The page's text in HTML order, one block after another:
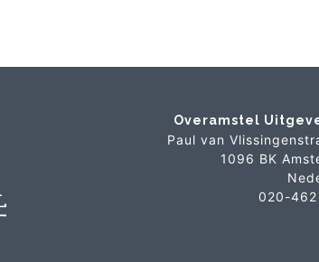
Overamstel
Paul van
1096 BK
020-